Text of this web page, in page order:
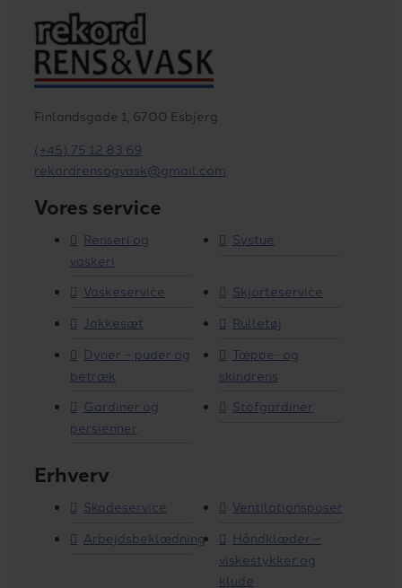
Finlandsgade 1, 6700 Esbjerg
(+45) 75 12 83 69
rekordrensogvask@gmail.com
Vores service
Renseri og
vaskeri
Systue
Vaskeservice
Skjorteservice
Jakkesæt
Rulletøj
Dyner – puder og
betræk
Tæppe- og
skindrens
Gardiner og
persienner
Stofgardiner
Erhverv
Skadeservice
Ventilationsposer
Arbejdsbeklædning
Håndklæder –
viskestykker og
klude